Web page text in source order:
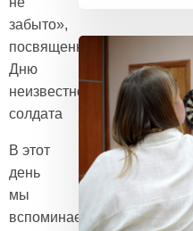
забыто»,
посвященная
Дню
неизвестного
солдата
В этот
день
мы
вспоминаем